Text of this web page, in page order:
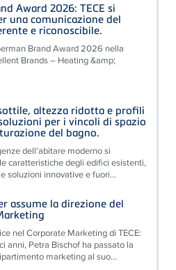
Award 2026: TECE si
una comunicazione del
e riconoscibile.
Brand Award 2026 nella
Brands – Heating &amp;
altezza ridotta e profili
per i vincoli di spazio
del bagno.
dell'abitare moderno si
caratteristiche degli edifici esistenti,
soluzioni innovative e fuori...
assume la direzione del
nel Corporate Marketing di TECE:
anni, Petra Bischof ha passato la
marketing al suo...